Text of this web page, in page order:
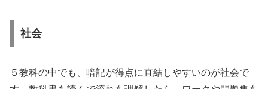
社会
５教科の中でも、暗記が得点に直結しやすいのが社会で